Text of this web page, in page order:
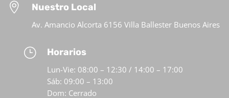
 Nuestro Local
Av. Amancio Alcorta 6156 Villa Ballester Buenos Aires
} Horarios
Lun-Vie: 08:00 – 12:30 / 14:00 – 17:00
Sáb: 09:00 – 13:00
Dom: Cerrado